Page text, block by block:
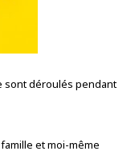
sont déroulés pendant
et moi-même